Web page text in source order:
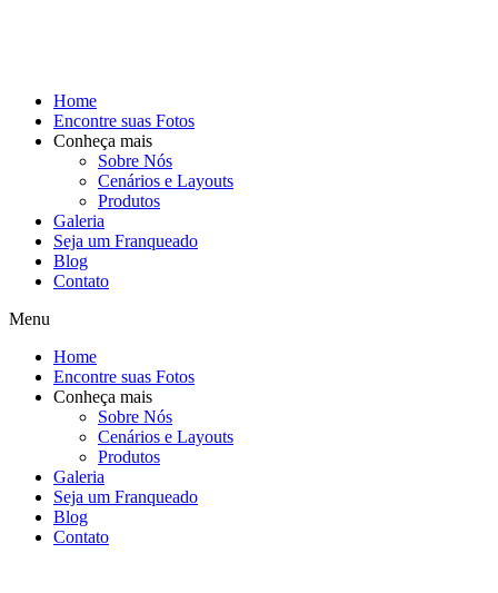
Home
Encontre suas Fotos
Conheça mais
Sobre Nós
Cenários e Layouts
Produtos
Galeria
Seja um Franqueado
Blog
Contato
Menu
Home
Encontre suas Fotos
Conheça mais
Sobre Nós
Cenários e Layouts
Produtos
Galeria
Seja um Franqueado
Blog
Contato